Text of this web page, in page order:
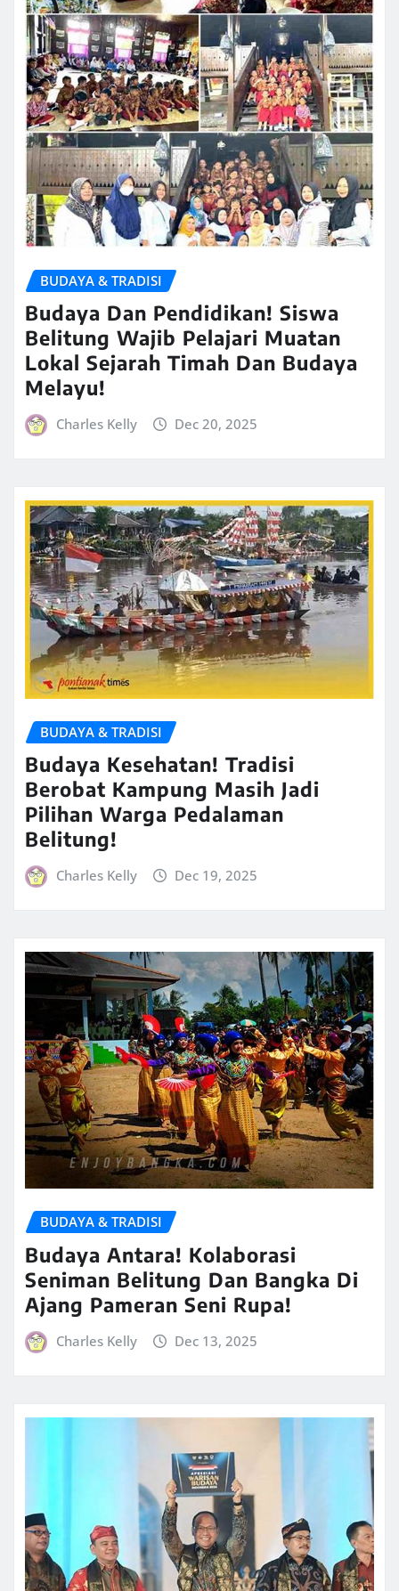
BUDAYA & TRADISI
Budaya Dan Pendidikan! Siswa
Belitung Wajib Pelajari Muatan
Lokal Sejarah Timah Dan Budaya
Melayu!
Charles Kelly Dec 20, 2025
BUDAYA & TRADISI
Budaya Kesehatan! Tradisi
Berobat Kampung Masih Jadi
Pilihan Warga Pedalaman
Belitung!
Charles Kelly Dec 19, 2025
BUDAYA & TRADISI
Budaya Antara! Kolaborasi
Seniman Belitung Dan Bangka Di
Ajang Pameran Seni Rupa!
Charles Kelly Dec 13, 2025